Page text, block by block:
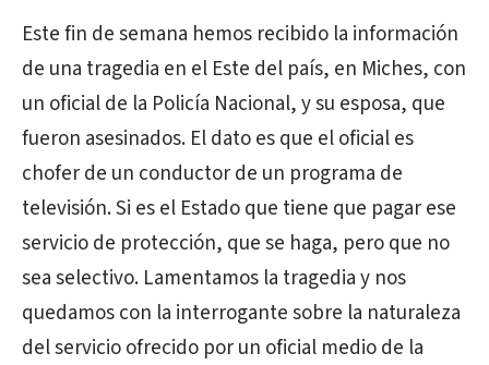
Este fin de semana hemos recibido la información
de una tragedia en el Este del país, en Miches, con
un oficial de la Policía Nacional, y su esposa, que
fueron asesinados. El dato es que el oficial es
chofer de un conductor de un programa de
televisión. Si es el Estado que tiene que pagar ese
servicio de protección, que se haga, pero que no
sea selectivo. Lamentamos la tragedia y nos
quedamos con la interrogante sobre la naturaleza
del servicio ofrecido por un oficial medio de la